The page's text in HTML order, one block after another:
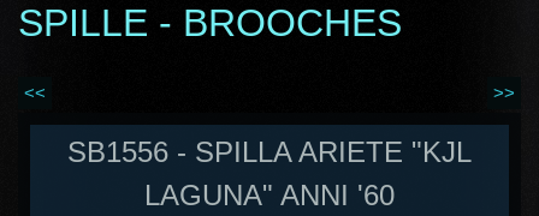
SPILLE - BROOCHES
<< >>
SB1556 - SPILLA ARIETE "KJL
LAGUNA" ANNI '60